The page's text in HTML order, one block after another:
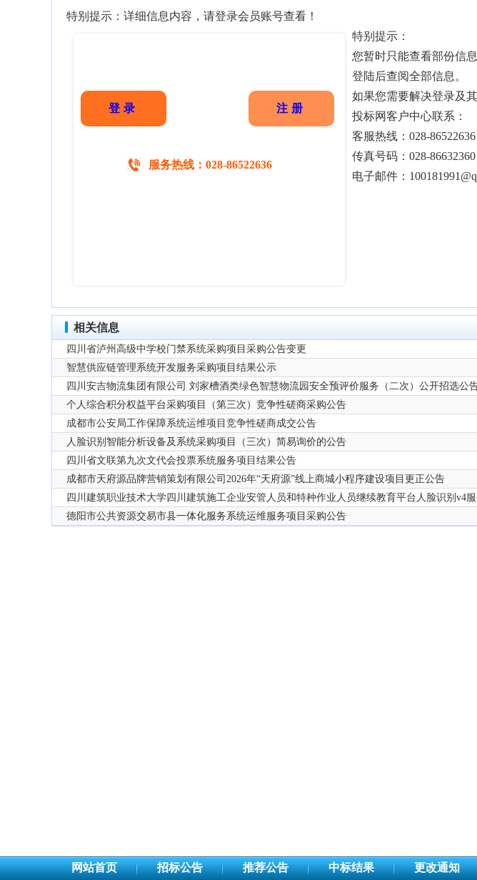
特别提示：详细信息内容，请登录会员账号查看！
登录 注册
服务热线：028-86522636
特别提示：
您暂时只能查看部份信
登陆后查阅全部信息。
如果您需要解决登录及
投标网客户中心联系：
客服热线：028-86522636
传真号码：028-86632360
电子邮件：
相关信息
四川省泸州高级中学校门禁系统采购项目采购公告变更
智慧供应链管理系统开发服务采购项目结果公示
四川安吉物流集团有限公司 刘家槽酒类绿色智慧物流园安全预评价服务（二次）公开招选公
个人综合积分权益平台采购项目（第三次）竞争性磋商采购公告
成都市公安局工作保障系统运维项目竞争性磋商成交公告
人脸识别智能分析设备及系统采购项目（三次）简易询价的公告
四川省文联第九次文代会投票系统服务项目结果公告
成都市天府源品牌营销策划有限公司2026年“天府源”线上商城小程序建设项目更正公告
四川建筑职业技术大学四川建筑施工企业安管人员和特种作业人员继续教育平台人脸识别v4
德阳市公共资源交易市县一体化服务系统运维服务项目采购公告
网站首页 招标公告 推荐公告 中标结果 更改通知